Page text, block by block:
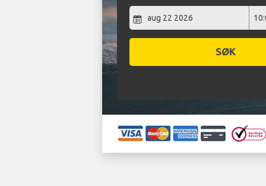
SØK